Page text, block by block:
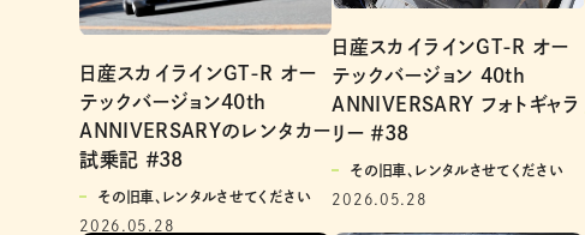
日産スカイラインGT-R オー
テックバージョン40th
ANNIVERSARYのレンタカー
試乗記 ＃38
その旧車、レンタルさせてください
2026.05.28
日産スカイラインGT-R オー
テックバージョン 40th
ANNIVERSARY フォトギャラ
リー ＃38
その旧車、レンタルさせてください
2026.05.28